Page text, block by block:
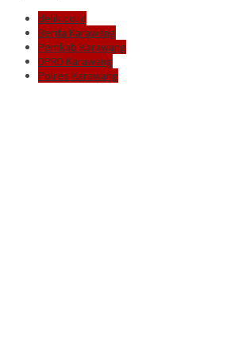
delik.co.id
Berita Karawang
Pemkab Karawang
DPRD Karawang
Polres Karawang